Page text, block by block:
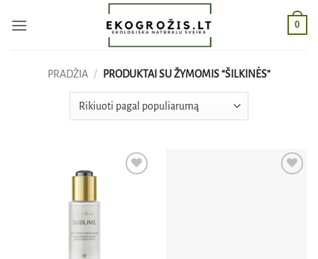
0
PRADŽIA / PRODUKTAI SU ŽYMOMIS “ŠILKINĖS”